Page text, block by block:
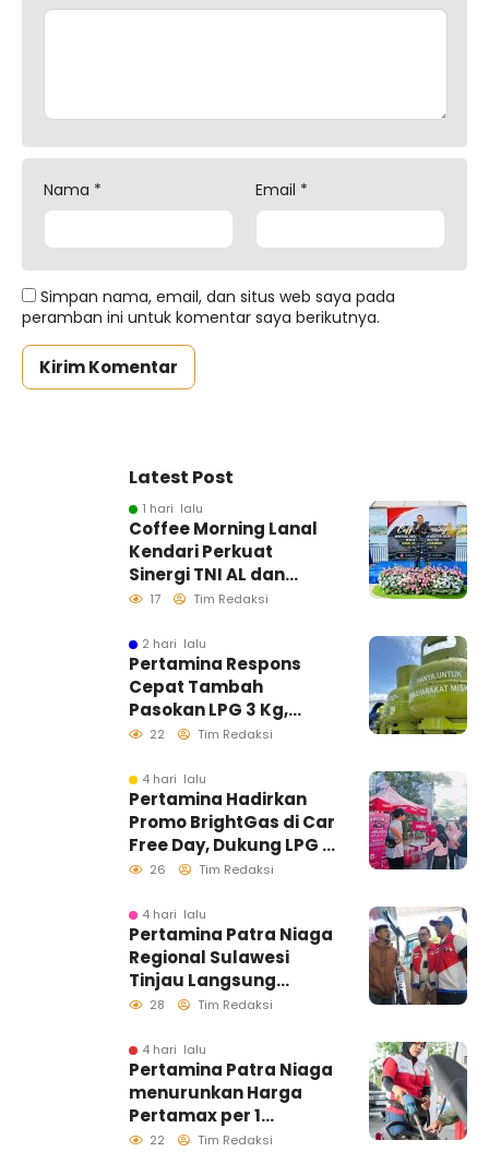
Nama * Email *
Simpan nama, email, dan situs web saya pada
peramban ini untuk komentar saya berikutnya.
Latest Post
1 hari lalu
Coffee Morning Lanal
Kendari Perkuat
Sinergi TNI AL dan
Insan Pers Wujudkan
17 Tim Redaksi
2 hari lalu
Pertamina Respons
Cepat Tambah
Pasokan LPG 3 Kg,
Kondisi Penyaluran di
Berlangsung Kondusif
22 Tim Redaksi
4 hari lalu
Pertamina Hadirkan
Promo BrightGas di Car
Free Day, Dukung LPG 3
Kg Tepat Sasaran
26 Tim Redaksi
4 hari lalu
Pertamina Patra Niaga
Regional Sulawesi
Tinjau Langsung
Pelayanan SPBU di
Distribusi Biosolar
Berjalan Optimal
28 Tim Redaksi
4 hari lalu
Pertamina Patra Niaga
menurunkan Harga
Pertamax per 1
Agustus 2026
22 Tim Redaksi